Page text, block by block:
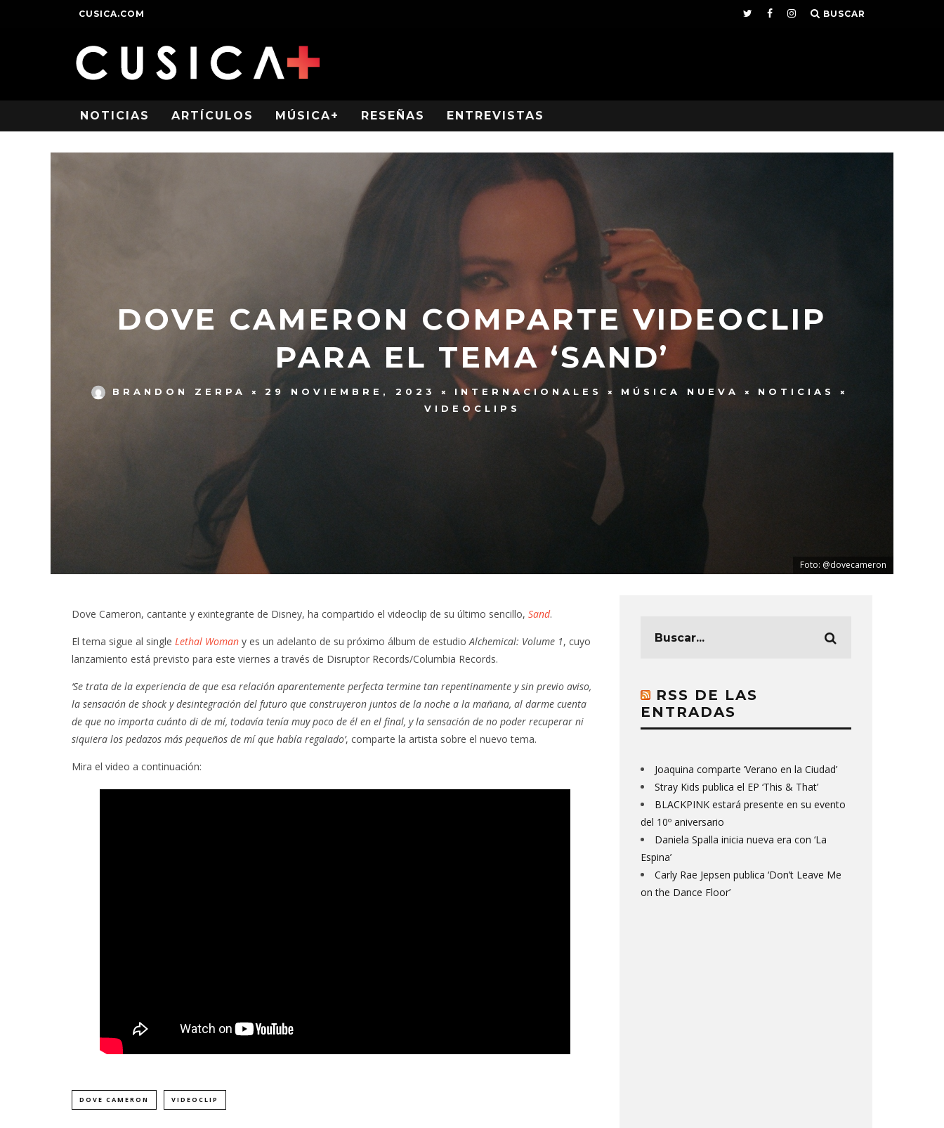
CUSICA.COM BUSCAR
NOTICIAS ARTÍCULOS MÚSICA+ RESEÑAS ENTREVISTAS
DOVE CAMERON COMPARTE VIDEOCLIP
PARA EL TEMA ‘SAND’
BRANDON ZERPA 29 NOVIEMBRE, 2023 INTERNACIONALES MÚSICA NUEVA
NOTICIAS
VIDEOCLIPS
Foto: @dovecameron
Dove Cameron, cantante y exintegrante de Disney, ha compartido el videoclip de su último sencillo, Sand.
El tema sigue al single Lethal Woman y es un adelanto de su próximo álbum de estudioAlchemical: Volume 1, cuyo
lanzamiento está previsto para este viernes a través de Disruptor Records/Columbia Records.
‘Se trata de la experiencia de que esa relación aparentemente perfecta termine tan repentinamente y sin previo aviso,
la sensación de shock y desintegración del futuro que construyeron juntos de la noche a la mañana, al darme cuenta
de que no importa cuánto di de mí, todavía tenía muy poco de él en el final, y la sensación de no poder recuperar ni
siquiera los pedazos más pequeños de mí que había regalado’, comparte la artista sobre el nuevo tema.
Mira el video a continuación:
DOVE CAMERON VIDEOCLIP
RSS DE LAS
ENTRADAS
Joaquina comparte ‘Verano en la Ciudad’
Stray Kids publica el EP ‘This & That’
BLACKPINK estará presente en su evento
del 10º aniversario
Daniela Spalla inicia nueva era con ‘La
Espina’
Carly Rae Jepsen publica ‘Don’t Leave Me
on the Dance Floor’